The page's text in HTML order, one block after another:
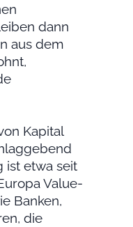
dann
aus dem
Kapital
ist etwa seit
Value-
Banken,
die